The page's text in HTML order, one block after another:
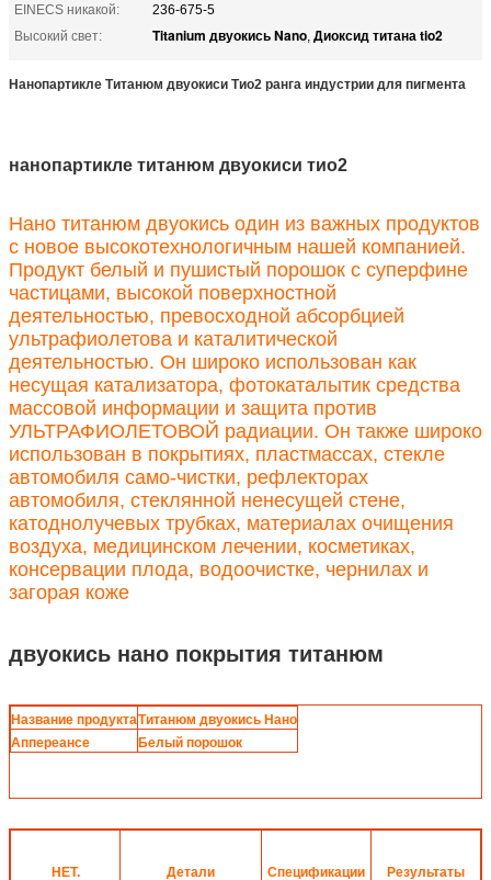
EINECS никакой:
236-675-5
Высокий свет:
Titanium двуокись Nano, Диоксид титана tio2
Нанопартикле Титанюм двуокиси Тио2 ранга индустрии для пигмента
нанопартикле титанюм двуокиси тио2
Нано титанюм двуокись один из важных продуктов
с новое высокотехнологичным нашей компанией.
Продукт белый и пушистый порошок с суперфине
частицами, высокой поверхностной
деятельностью, превосходной абсорбцией
ультрафиолетова и каталитической
деятельностью. Он широко использован как
несущая катализатора, фотокаталытик средства
массовой информации и защита против
УЛЬТРАФИОЛЕТОВОЙ радиации. Он также широко
использован в покрытиях, пластмассах, стекле
автомобиля само-чистки, рефлекторах
автомобиля, стеклянной ненесущей стене,
катоднолучевых трубках, материалах очищения
воздуха, медицинском лечении, косметиках,
консервации плода, водоочистке, чернилах и
загорая коже
двуокись нано покрытия титанюм
Название продуктаТитанюм двуокись Нано
Аппереансе
Белый порошок
НЕТ. Детали Спецификации Результаты